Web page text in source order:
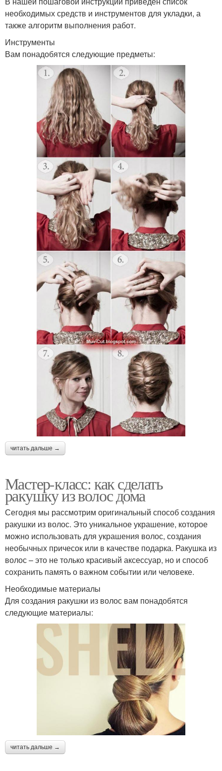
необходимых средств и инструментов для укладки, а
также алгоритм выполнения работ.
Инструменты
Вам понадобятся следующие предметы:
читать дальше →
Мастер-класс: как сделать
ракушку из волос дома
Сегодня мы рассмотрим оригинальный способ создания
ракушки из волос. Это уникальное украшение, которое
можно использовать для украшения волос, создания
необычных причесок или в качестве подарка. Ракушка из
волос – это не только красивый аксессуар, но и способ
сохранить память о важном событии или человеке.
Необходимые материалы
Для создания ракушки из волос вам понадобятся
следующие материалы:
читать дальше →